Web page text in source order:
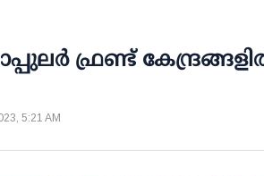
ഫ്രണ്ട്
5:21 AM